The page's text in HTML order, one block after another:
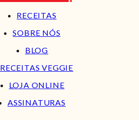
RECEITAS
SOBRE NÓS
BLOG
RECEITAS VEGGIE
LOJA ONLINE
ASSINATURAS